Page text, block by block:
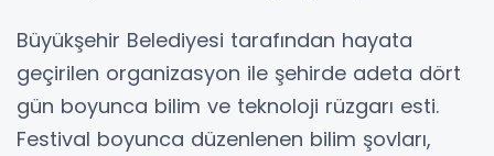
Büyükşehir Belediyesi tarafından hayata
geçirilen organizasyon ile şehirde adeta dört
gün boyunca bilim ve teknoloji rüzgarı esti.
Festival boyunca düzenlenen bilim şovları,